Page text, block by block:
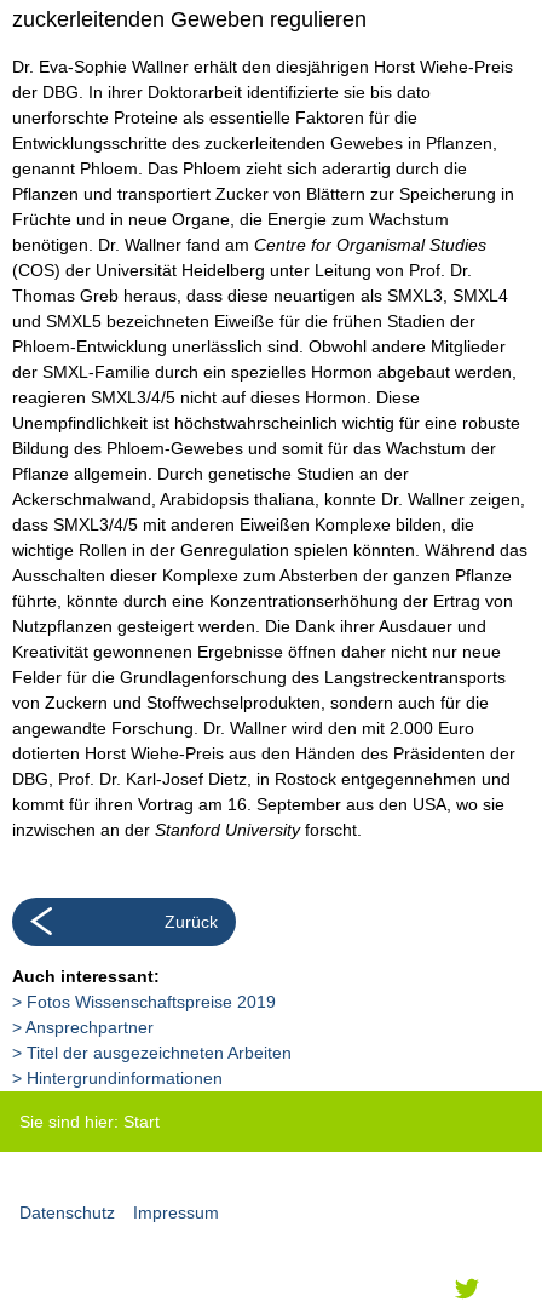
zuckerleitenden Geweben regulieren
Dr. Eva-Sophie Wallner erhält den diesjährigen Horst Wiehe-Preis
der DBG. In ihrer Doktorarbeit identifizierte sie bis dato
unerforschte Proteine als essentielle Faktoren für die
Entwicklungsschritte des zuckerleitenden Gewebes in Pflanzen,
genannt Phloem. Das Phloem zieht sich aderartig durch die
Pflanzen und transportiert Zucker von Blättern zur Speicherung in
Früchte und in neue Organe, die Energie zum Wachstum
benötigen. Dr. Wallner fand am Centre for Organismal Studies
(COS) der Universität Heidelberg unter Leitung von Prof. Dr.
Thomas Greb heraus, dass diese neuartigen als SMXL3, SMXL4
und SMXL5 bezeichneten Eiweiße für die frühen Stadien der
Phloem-Entwicklung unerlässlich sind. Obwohl andere Mitglieder
der SMXL-Familie durch ein spezielles Hormon abgebaut werden,
reagieren SMXL3/4/5 nicht auf dieses Hormon. Diese
Unempfindlichkeit ist höchstwahrscheinlich wichtig für eine robuste
Bildung des Phloem-Gewebes und somit für das Wachstum der
Pflanze allgemein. Durch genetische Studien an der
Ackerschmalwand, Arabidopsis thaliana, konnte Dr. Wallner zeigen,
dass SMXL3/4/5 mit anderen Eiweißen Komplexe bilden, die
wichtige Rollen in der Genregulation spielen könnten. Während das
Ausschalten dieser Komplexe zum Absterben der ganzen Pflanze
führte, könnte durch eine Konzentrationserhöhung der Ertrag von
Nutzpflanzen gesteigert werden. Die Dank ihrer Ausdauer und
Kreativität gewonnenen Ergebnisse öffnen daher nicht nur neue
Felder für die Grundlagenforschung des Langstreckentransports
von Zuckern und Stoffwechselprodukten, sondern auch für die
angewandte Forschung. Dr. Wallner wird den mit 2.000 Euro
dotierten Horst Wiehe-Preis aus den Händen des Präsidenten der
DBG, Prof. Dr. Karl-Josef Dietz, in Rostock entgegennehmen und
kommt für ihren Vortrag am 16. September aus den USA, wo sie
inzwischen an der Stanford Universityforscht.
Zurück
Auch interessant:
Fotos Wissenschaftspreise 2019
Ansprechpartner
Titel der ausgezeichneten Arbeiten
Hintergrundinformationen
Sie sind hier: Start
Datenschutz Impressum